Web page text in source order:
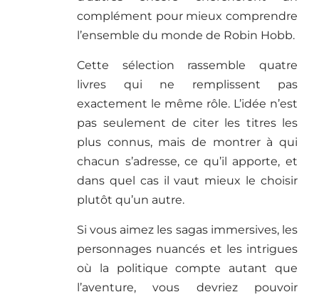
complément pour mieux comprendre
l’ensemble du monde de Robin Hobb.
Cette sélection rassemble quatre
livres qui ne remplissent pas
exactement le même rôle. L’idée n’est
pas seulement de citer les titres les
plus connus, mais de montrer à qui
chacun s’adresse, ce qu’il apporte, et
dans quel cas il vaut mieux le choisir
plutôt qu’un autre.
Si vous aimez les sagas immersives, les
personnages nuancés et les intrigues
où la politique compte autant que
l’aventure, vous devriez pouvoir